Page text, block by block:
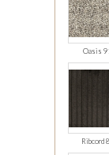
Oasis
Ribcord